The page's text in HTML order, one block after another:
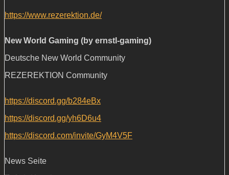
https://www.rezerektion.de/
New World Gaming (by ernstl-gaming)
Deutsche New World Community
REZEREKTION Community
https://discord.gg/b284eBx
https://discord.gg/yh6D6u4
https://discord.com/invite/GyM4V5F
News Seite